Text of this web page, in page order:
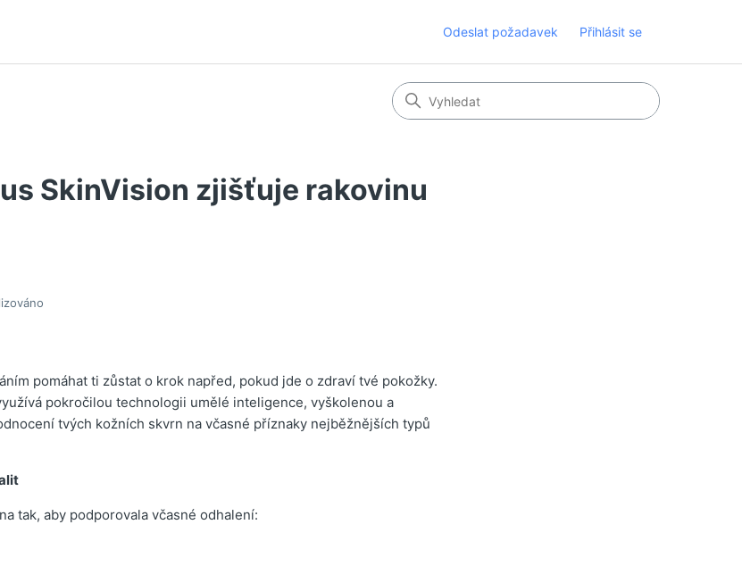
Odeslat požadavek Přihlásit se
SkinVision zjišťuje rakovinu
pomáhat ti zůstat o krok napřed, pokud jde o zdraví tvé pokožky.
pokročilou technologii umělé inteligence, vyškolenou a
tvých kožních skvrn na včasné příznaky nejběžnějších typů
tak, aby podporovala včasné odhalení: